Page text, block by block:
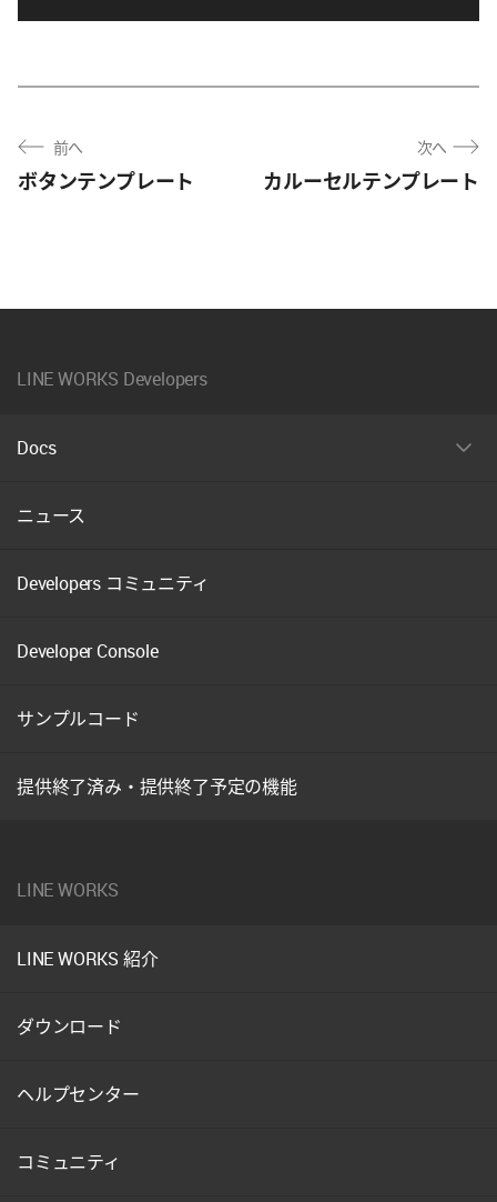
前へ
ボタンテンプレート
次へ
カルーセルテンプレート
LINE WORKS Developers
Docs
펼
ニュース
Developers コミュニティ
Developer Console
サンプルコード
提供終了済み・提供終了予定の機能
LINE WORKS
LINE WORKS 紹介
ダウンロード
ヘルプセンター
コミュニティ